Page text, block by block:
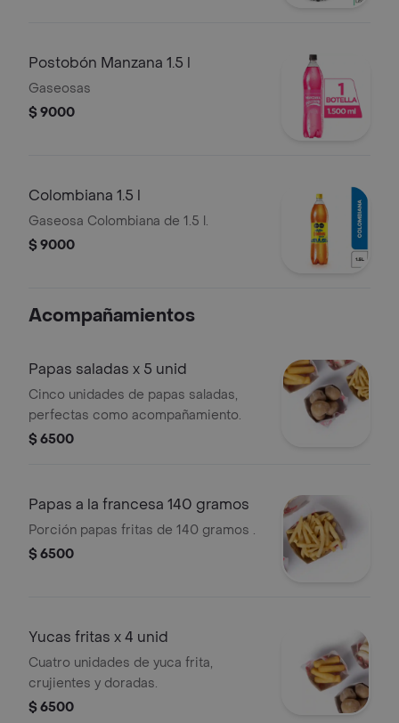
Postobón Manzana 1.5 l
Gaseosas
$ 9000
Colombiana 1.5 l
Gaseosa Colombiana de 1.5 l.
$ 9000
Acompañamientos
Papas saladas x 5 unid
Cinco unidades de papas saladas,
perfectas como acompañamiento.
$ 6500
Papas a la francesa 140 gramos
Porción papas fritas de 140 gramos .
$ 6500
Yucas fritas x 4 unid
Cuatro unidades de yuca frita,
crujientes y doradas.
$ 6500